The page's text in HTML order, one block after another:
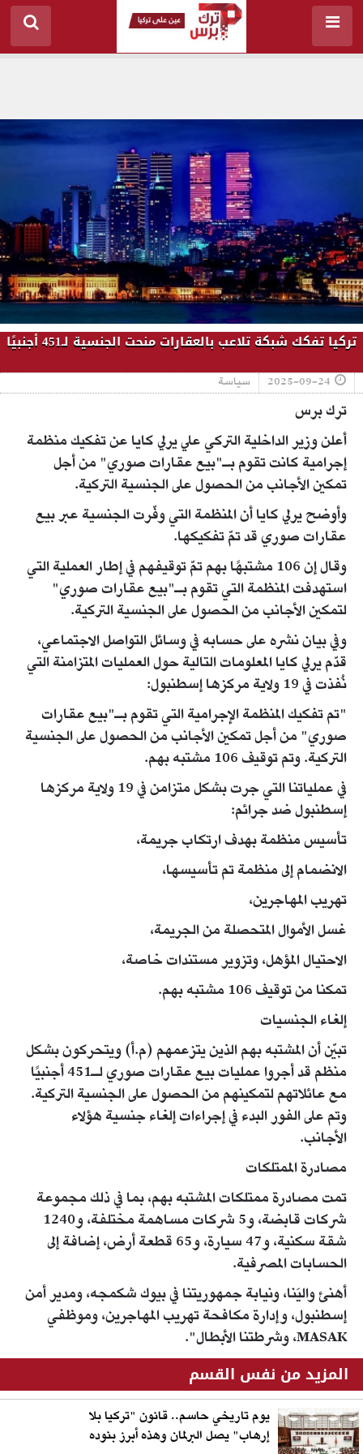
تركيا تفكك شبكة تلاعب بالعقارات منحت الجنسية لـ451 أجنبيًا
2025-09-24 سياسة
ترك برس
أعلن وزير الداخلية التركي علي يرلي كايا عن تفكيك منظمة
إجرامية كانت تقوم بـ"بيع عقارات صوري" من أجل
تمكين الأجانب من الحصول على الجنسية التركية.
وأوضح يرلي كايا أن المنظمة التي وفّرت الجنسية عبر بيع
عقارات صوري قد تمّ تفكيكها.
وقال إن 106 مشتبهًا بهم تمّ توقيفهم في إطار العملية التي
استهدفت المنظمة التي تقوم بـ"بيع عقارات صوري"
لتمكين الأجانب من الحصول على الجنسية التركية.
وفي بيان نشره على حسابه في وسائل التواصل الاجتماعي،
قدّم يرلي كايا المعلومات التالية حول العمليات المتزامنة التي
نُفذت في 19 ولاية مركزها إسطنبول:
"تم تفكيك المنظمة الإجرامية التي تقوم بـ"بيع عقارات
صوري" من أجل تمكين الأجانب من الحصول على الجنسية
التركية. وتم توقيف 106 مشتبه بهم.
في عملياتنا التي جرت بشكل متزامن في 19 ولاية مركزها
إسطنبول ضد جرائم:
️تأسيس منظمة بهدف ارتكاب جريمة،
️الانضمام إلى منظمة تم تأسيسها،
️تهريب المهاجرين،
️غسل الأموال المتحصلة من الجريمة،
️الاحتيال المؤهل، و️تزوير مستندات خاصة،
تمكنا من توقيف 106 مشتبه بهم.
إلغاء الجنسيات
تبيّن أن المشتبه بهم الذين يتزعمهم (م.أ) ويتحركون بشكل
منظم قد أجروا عمليات بيع عقارات صوري لـ451 أجنبيًا
مع عائلاتهم لتمكينهم من الحصول على الجنسية التركية.
وتم على الفور البدء في إجراءات إلغاء جنسية هؤلاء
الأجانب.
مصادرة الممتلكات
تمت مصادرة ممتلكات المشتبه بهم، بما في ذلك مجموعة
شركات قابضة، و5 شركات مساهمة مختلفة، و1240
شقة سكنية، و47 سيارة، و65 قطعة أرض، إضافة إلى
الحسابات المصرفية.
أهنئ واليَنا، ونيابة جمهوريتنا في بيوك شكمجه، ومدير أمن
إسطنبول، وإدارة مكافحة تهريب المهاجرين، وموظفي
MASAK، وشرطتنا الأبطال".
المزيد من نفس القسم
يوم تاريخي حاسم.. قانون "تركيا بلا
إرهاب" يصل البرلمان وهذه أبرز بنوده